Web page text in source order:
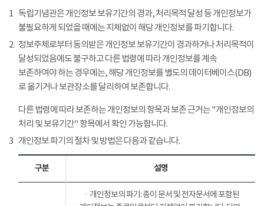
1 독립기념관은 개인정보 보유기간의 경과, 처리목적 달성 등 개인정보가
불필요하게 되었을 때에는 지체없이 해당 개인정보를 파기합니다.
2 정보주체로부터 동의받은 개인정보 보유기간이 경과하거나 처리목적이
달성되었음에도 불구하고 다른 법령에 따라 개인정보를 계속
보존하여야 하는 경우에는, 해당 개인정보를 별도의 데이터베이스(DB)
로 옮기거나 보관장소를 달리하여 보존합니다.
다른 법령에 따라 보존하는 개인정보의 항목과 보존 근거는 "개인정보의
처리 및 보유기간" 항목에서 확인 가능합니다.
3 개인정보 파기의 절차 및 방법은 다음과 같습니다.
구분 설명
ㆍ개인정보의 파기: 종이 문서 및 전자문서에 포함된